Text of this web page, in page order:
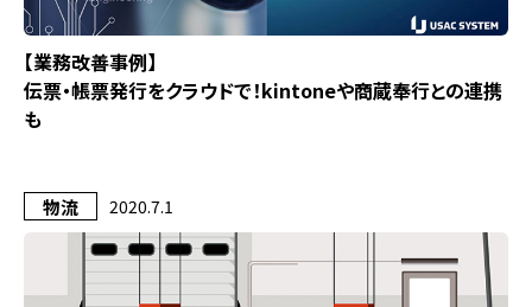
【業務改善事例】
伝票・帳票発行をクラウドで！kintoneや商蔵奉行との連携
も
物流 2020.7.1